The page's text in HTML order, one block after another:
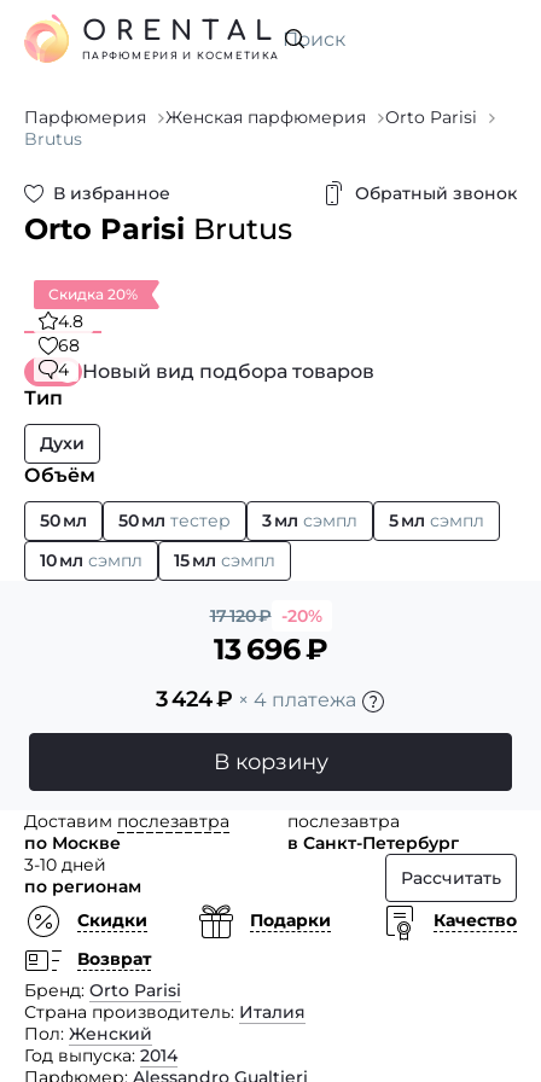
Искать
ORENTAL
ПАРФЮМЕРИЯ И КОСМЕТИКА
Парфюмерия Женская парфюмерия
Orto Parisi
Brutus
В избранное Обратный звонок
Orto Parisi Brutus
Скидка 20%
4.8
68
4
Новый вид подбора товаров
Тип
Духи
Объём
50 мл 50 мл тестер 3 мл сэмпл 5 мл сэмпл
10 мл сэмпл 15 мл сэмпл
17 120₽ -20%
13 696₽
3 424₽ × 4 платежа
В корзину
Доставим послезавтра
по Москве
послезавтра
в Санкт-Петербург
3-10 дней
по регионам
Рассчитать
Скидки
Подарки
Качество
Возврат
Бренд Orto Parisi
Страна производитель Италия
Пол Женский
Год выпуска 2014
Парфюмер Alessandro Gualtieri